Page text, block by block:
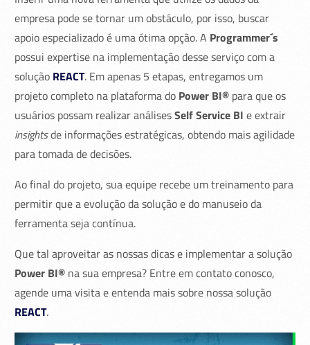
empresa pode se tornar um obstáculo, por isso, buscar
apoio especializado é uma ótima opção. A Programmer´s
possui expertise na implementação desse serviço com a
solução REACT. Em apenas 5 etapas, entregamos um
projeto completo na plataforma do Power BI® para que os
usuários possam realizar análisesSelf Service BI e extrair
insightsde informações estratégicas, obtendo mais agilidade
para tomada de decisões.
Ao final do projeto, sua equipe recebe um treinamento para
permitir que a evolução da solução e do manuseio da
ferramenta seja contínua.
Que tal aproveitar as nossas dicas e implementar a solução
Power BI® na sua empresa? Entre em contato conosco,
agende uma visita e entenda mais sobre nossa solução
REACT.